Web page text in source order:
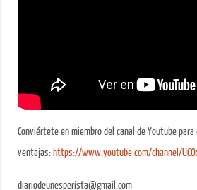
Conviértete en miembro del canal de Youtube
ventajas: https://www.youtube.com/channel/
diariodeunesperista@gmail.com